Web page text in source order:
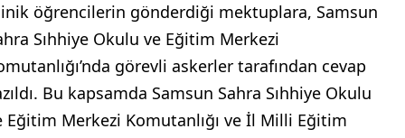
öğrencilerin gönderdiği mektuplara, Samsun
Sıhhiye Okulu ve Eğitim Merkezi
görevli askerler tarafından cevap
Bu kapsamda Samsun Sahra Sıhhiye Okulu
Eğitim Merkezi Komutanlığı ve İl Milli Eğitim